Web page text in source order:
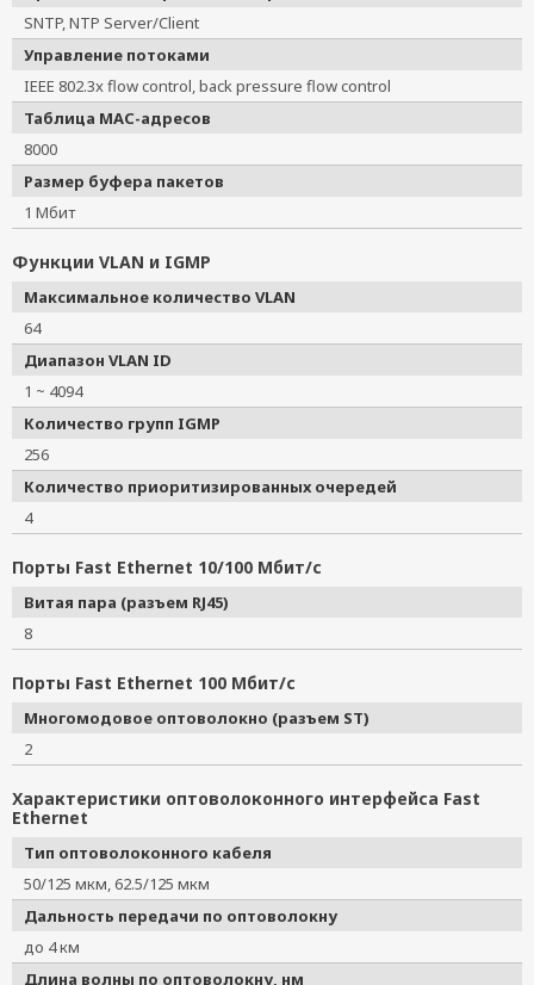
SNTP, NTP Server/Client
Управление потоками
IEEE 802.3x flow control, back pressure flow control
Таблица MAC-адресов
8000
Размер буфера пакетов
1 Мбит
Функции VLAN и IGMP
Максимальное количество VLAN
64
Диапазон VLAN ID
1 ~ 4094
Количество групп IGMP
256
Количество приоритизированных очередей
4
Порты Fast Ethernet 10/100 Мбит/с
Витая пара (разъем RJ45)
8
Порты Fast Ethernet 100 Мбит/с
Многомодовое оптоволокно (разъем ST)
2
Характеристики оптоволоконного интерфейса Fast
Ethernet
Тип оптоволоконного кабеля
50/125 мкм, 62.5/125 мкм
Дальность передачи по оптоволокну
до 4 км
Длина волны по оптоволокну, нм